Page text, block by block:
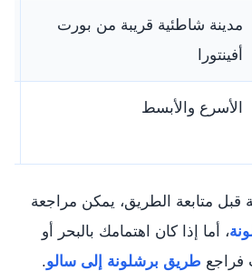
مدينة شاطئية قريبة من بورت
أفينتورا
الأسرع والأبسط
قبل متابعة الطريق، يمكن مراجعة
، أما إذا كان اهتمامك بالبحر أو
فراجع طريق برشلونة إلى سالو.